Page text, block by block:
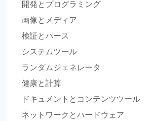
開発とプログラミング
画像とメディア
検証とパース
システムツール
ランダムジェネレータ
健康と計算
ドキュメントとコンテンツツール
ネットワークとハードウェア